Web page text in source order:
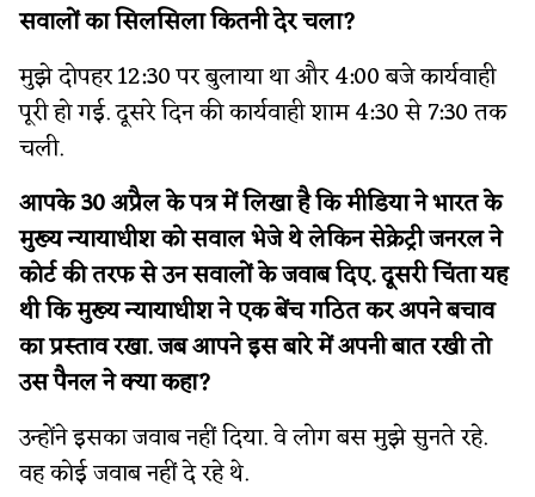
सवालों का सिलसिला कितनी देर चला?
मुझे दोपहर 12:30 पर बुलाया था और 4:00 बजे कार्यवाही
पूरी हो गई. दूसरे दिन की कार्यवाही शाम 4:30 से 7:30 तक
चली.
आपके 30 अप्रैल के पत्र में लिखा है कि मीडिया ने भारत के
मुख्य न्यायाधीश को सवाल भेजे थे लेकिन सेक्रेट्री जनरल ने
कोर्ट की तरफ से उन सवालों के जवाब दिए. दूसरी चिंता यह
थी कि मुख्य न्यायाधीश ने एक बेंच गठित कर अपने बचाव
का प्रस्ताव रखा. जब आपने इस बारे में अपनी बात रखी तो
उस पैनल ने क्या कहा?
उन्होंने इसका जवाब नहीं दिया. वे लोग बस मुझे सुनते रहे.
वह कोई जवाब नहीं दे रहे थे.